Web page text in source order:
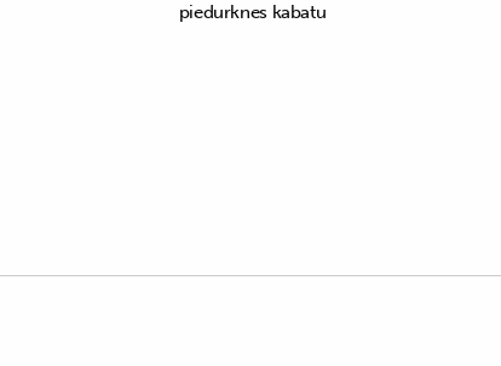
piedurknes kabatu